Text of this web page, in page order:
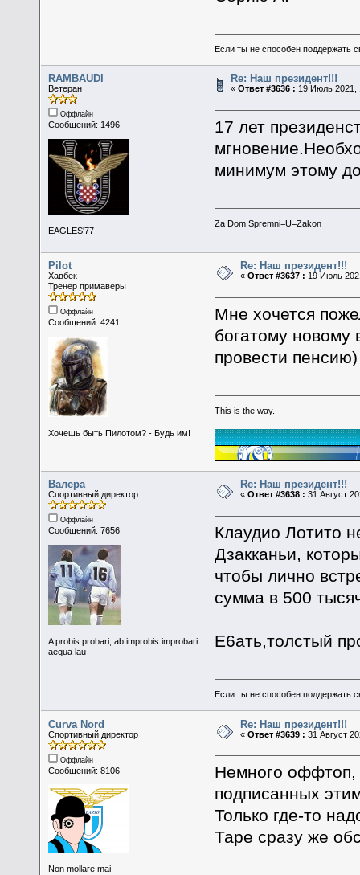
Если ты не способен поддержать
RAMBAUDI
Ветеран
Оффлайн
Сообщений: 1496
EAGLES'77
Re: Наш президент!!!
«Ответ #3636 : 19 Июль 2021,
17 лет
минимум этому
Za Dom Spremni=U=Zakon
Pilot
Хавбек
Тренер примаверы
Оффлайн
Сообщений: 4241
Хочешь быть Пилотом? - Будь им!
Re: Наш президент!!!
«Ответ #3637 : 19 Июль
Мне хочется
богатому новому
провести пенсию)
This is the way.
Валера
Спортивный директор
Оффлайн
Сообщений: 7656
A probis probari, ab improbis improbari
aequa lau
Re: Наш президент!!!
«Ответ #3638 : 31 Август
Клаудио Лотито
Дзакканьи,
чтобы лично
сумма в 500
Е6ать,толстый
Если ты не способен поддержать
Curva Nord
Спортивный директор
Оффлайн
Сообщений: 8106
Non mollare mai
Re: Наш президент!!!
«Ответ #3639 : 31 Август
Немного оффтоп,
подписанных
Только где-то
Таре сразу же